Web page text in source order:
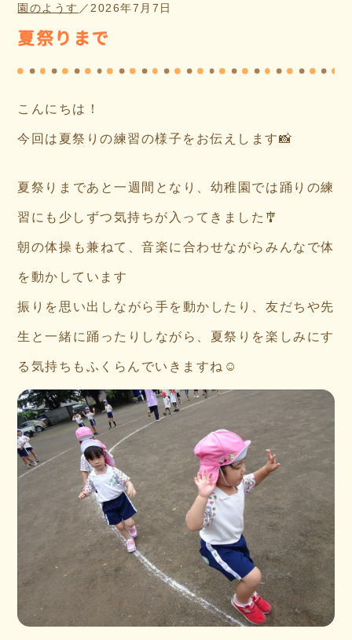
園のようす ／ 2026年7月7日
夏祭りまで
こんにちは！
今回は夏祭りの練習の様子をお伝えします📸
夏祭りまであと一週間となり、幼稚園では踊りの練
習にも少しずつ気持ちが入ってきました🎐
朝の体操も兼ねて、音楽に合わせながらみんなで体
を動かしています
振りを思い出しながら手を動かしたり、友だちや先
生と一緒に踊ったりしながら、夏祭りを楽しみにす
る気持ちもふくらんでいきますね☺